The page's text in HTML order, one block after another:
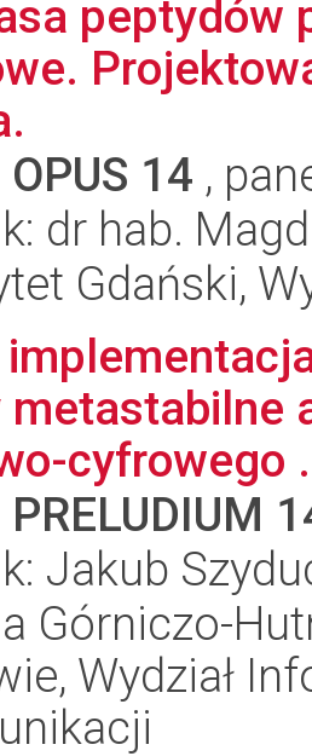
peptydów
OPUS 14 ,
dr hab.
Gdański,
metastabilne
cyfrowego
PRELUDIUM
Jakub
Górniczo-
Wydział